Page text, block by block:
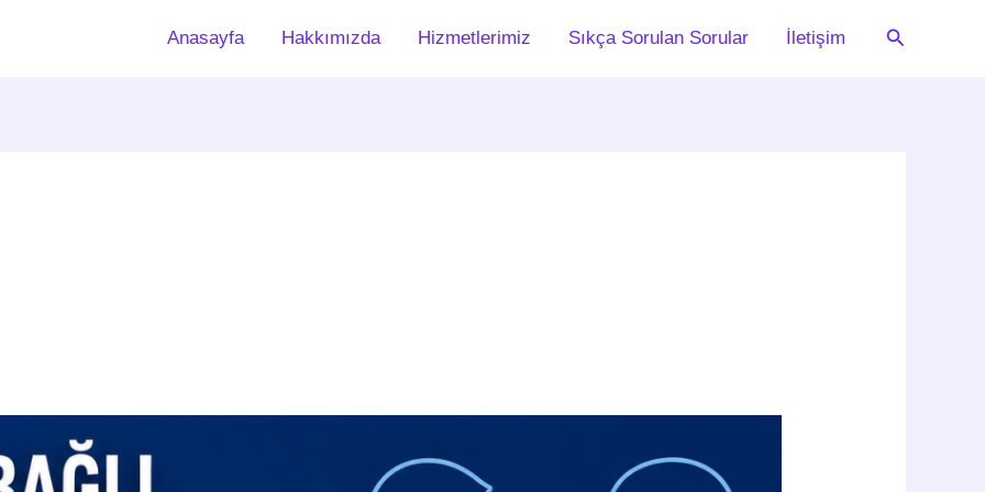
Anasayfa Hakkımızda Hizmetlerimiz Sıkça Sorulan Sorular İletişim Arama